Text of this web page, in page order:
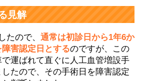
見解
たので、 通常は初診日から1年6か
害認定日とするのですが、この
運ばれて直ぐに人工血管増設手
たので、その手術日を障害認定